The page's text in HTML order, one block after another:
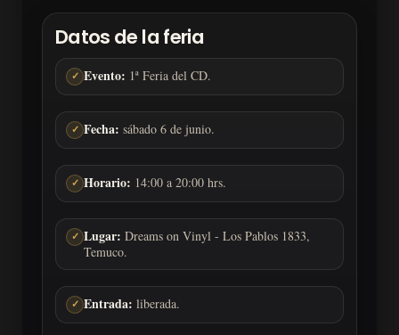
Datos de la feria
✓ Evento: 1ª Feria del CD.
✓ Fecha: sábado 6 de junio.
✓ Horario: 14:00 a 20:00 hrs.
✓ Lugar: Dreams on Vinyl - Los Pablos 1833,
Temuco.
✓ Entrada: liberada.